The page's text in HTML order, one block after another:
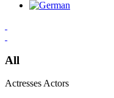
All
ActressesActors